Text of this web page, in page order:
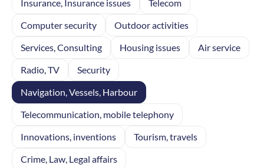
Insurance, Insurance issues
Telecom
Computer security
Outdoor activities
Services, Consulting
Housing issues
Air service
Radio, TV
Security
Navigation, Vessels, Harbour
Telecommunication, mobile telephony
Innovations, inventions
Tourism, travels
Crime, Law, Legal affairs